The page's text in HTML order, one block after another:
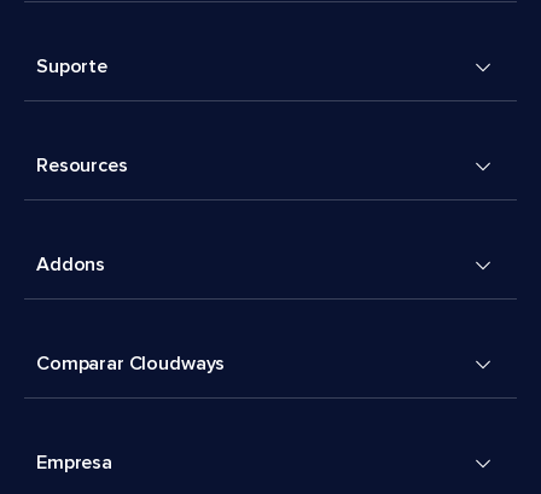
Suporte
Resources
Addons
Comparar Cloudways
Empresa